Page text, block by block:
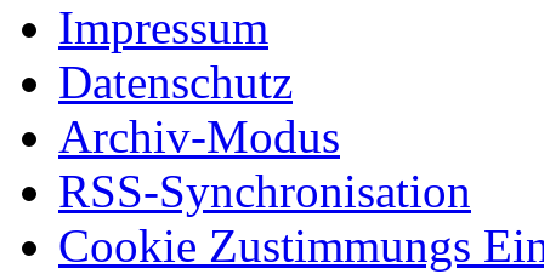
Impressum
Datenschutz
Archiv-Modus
RSS-Synchronisation
Cookie Zustimmungs